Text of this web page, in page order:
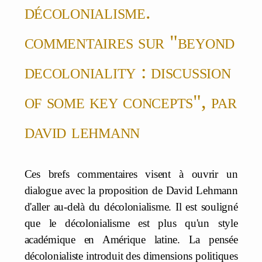
décolonialisme.
commentaires sur "beyond
decoloniality : discussion
of some key concepts", par
david lehmann
Ces brefs commentaires visent à ouvrir un
dialogue avec la proposition de David Lehmann
d'aller au-delà du décolonialisme. Il est souligné
que le décolonialisme est plus qu'un style
académique en Amérique latine. La pensée
décolonialiste introduit des dimensions politiques